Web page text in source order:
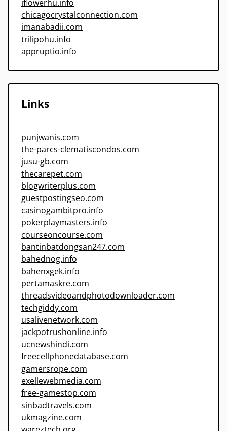
iflowerhu.info
chicagocrystalconnection.com
imanabadii.com
trilipohu.info
appruptio.info
Links
punjwanis.com
the-parcs-clematiscondos.com
jusu-gb.com
thecarepet.com
blogwriterplus.com
guestpostingseo.com
casinogambitpro.info
pokerplaymasters.info
courseoncourse.com
bantinbatdongsan247.com
bahednog.info
bahenxgek.info
pertamaskre.com
threadsvideoandphotodownloader.com
techgiddy.com
usalivenetwork.com
jackpotrushonline.info
ucnewshindi.com
freecellphonedatabase.com
gamersrope.com
exellewebmedia.com
free-gamestop.com
sinbadtravels.com
ukmagzine.com